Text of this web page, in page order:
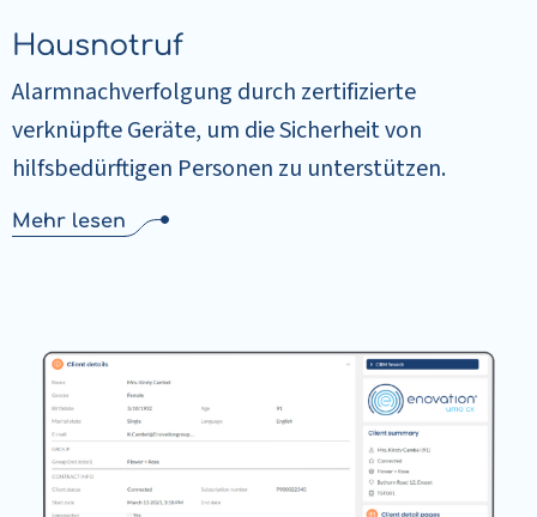
Hausnotruf
Alarmnachverfolgung durch zertifizierte
verknüpfte Geräte, um die Sicherheit von
hilfsbedürftigen Personen zu unterstützen.
Mehr lesen